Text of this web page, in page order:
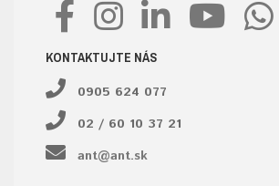
KONTAKTUJTE NÁS
0905 624 077
02 / 60 10 37 21
ant@ant.sk